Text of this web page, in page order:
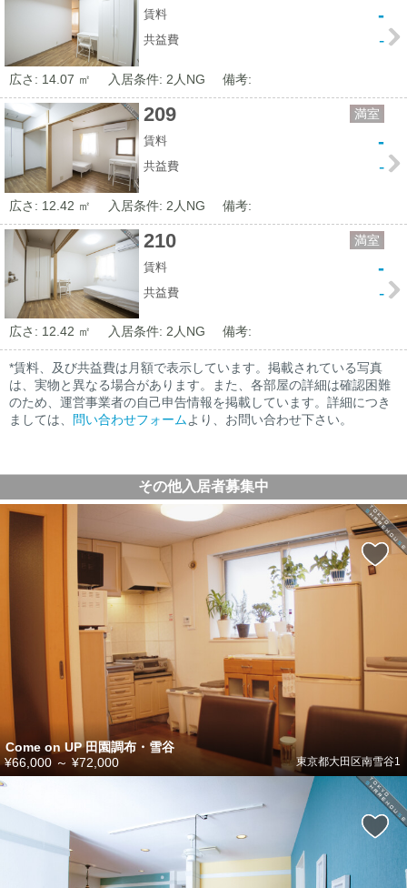
賃料 -
共益費 -
広さ: 14.07 ㎡ 入居条件: 2人NG 備考:
209 満室
賃料 -
共益費 -
広さ: 12.42 ㎡ 入居条件: 2人NG 備考:
210 満室
賃料 -
共益費 -
広さ: 12.42 ㎡ 入居条件: 2人NG 備考:
*賃料、及び共益費は月額で表示しています。掲載されている写真
は、実物と異なる場合があります。また、各部屋の詳細は確認困難
のため、運営事業者の自己申告情報を掲載しています。詳細につき
ましては、
問い合わせフォームより、お問い合わせ下さい。
その他入居者募集中
Come on UP 田園調布・雪谷
東京都大田区南雪谷1
¥66,000 ～ ¥72,000